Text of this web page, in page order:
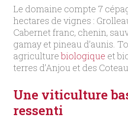
Le domaine compte 7
hectares de vignes :
Cabernet franc, chenin,
gamay et pineau d’aunis.
agriculturebiologique et
terres d’Anjou et des
Une viticulture
ressenti